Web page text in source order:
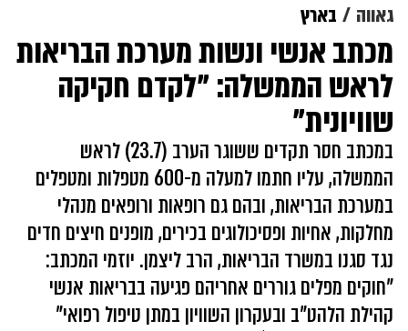
גאווה בארץ
מכתב אנשי ונשות מערכת הבריאות
לראש הממשלה: "לקדם חקיקה
שוויונית"
במכתב חסר תקדים ששוגר הערב (23.7) לראש
הממשלה, עליו חתמו למעלה מ-600 מטפלות ומטפלים
במערכת הבריאות, ובהם גם רופאות ורופאים מנהלי
מחלקות, אחיות ופסיכולוגים בכירים, מופנים חיצים חדים
נגד סגנו במשרד הבריאות, הרב ליצמן. יוזמי המכתב:
"חוקים מפלים גוררים אחריהם פגיעה בבריאות אנשי
קהילת הלהט"ב ובעקרון השוויון במתן טיפול רפואי"